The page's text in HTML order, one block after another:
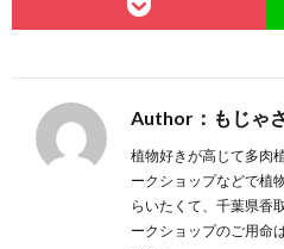
Author：もじゃ
植物好きが高じて多肉
ークショップなどで植
らいたくて、千葉県香
ークショップのご用命